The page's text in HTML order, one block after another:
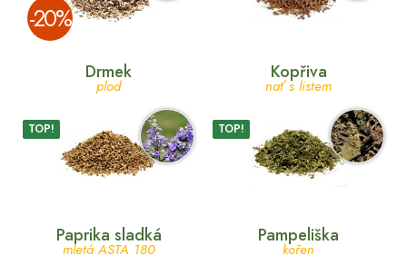
­-20%
Drmek
plod
TOP!
Kopřiva
nať s listem
TOP!
Paprika sladká
mletá ASTA 180
Pampeliška
kořen